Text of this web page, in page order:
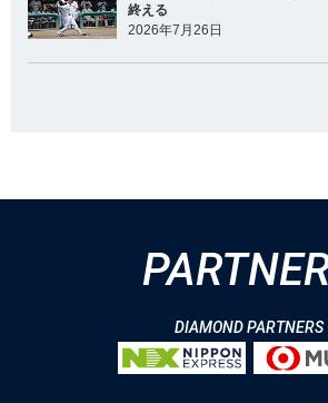
終える
2026年7月26日
DIAMOND PARTNERS